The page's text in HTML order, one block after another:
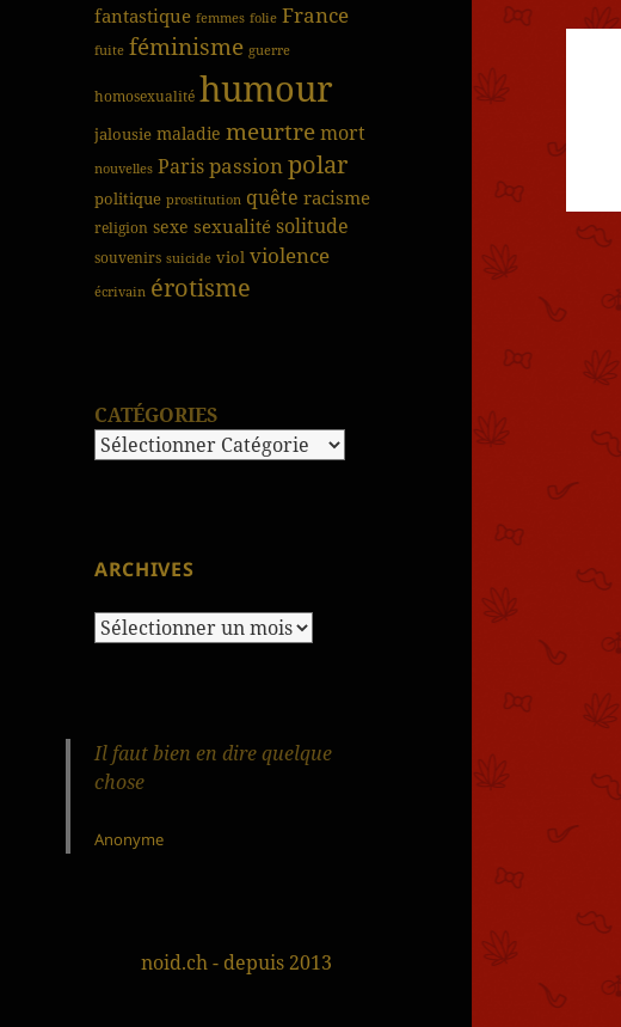
fantastique femmes folie France
fuite féminisme guerre
homosexualité humour
jalousie maladie meurtremort
nouvelles Parispassionpolar
politique prostitution quête racisme
religion sexe sexualité solitude
souvenirs suicide viol violence
écrivain érotisme
CATÉGORIES
ARCHIVES
Archives
Il faut bien en dire quelque
chose
Anonyme
noid.ch - depuis 2013